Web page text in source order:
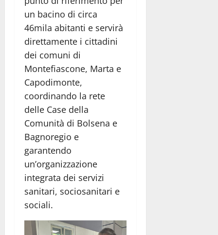
un bacino di circa
46mila abitanti e servirà
direttamente i cittadini
dei comuni di
Montefiascone, Marta e
Capodimonte,
coordinando la rete
delle Case della
Comunità di Bolsena e
Bagnoregio e
garantendo
un’organizzazione
integrata dei servizi
sanitari, sociosanitari e
sociali.